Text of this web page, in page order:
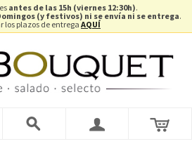
antes de las 15h (viernes 12:30h).
(y festivos) ni se envía ni se entrega.
los plazos de entrega AQUÍ